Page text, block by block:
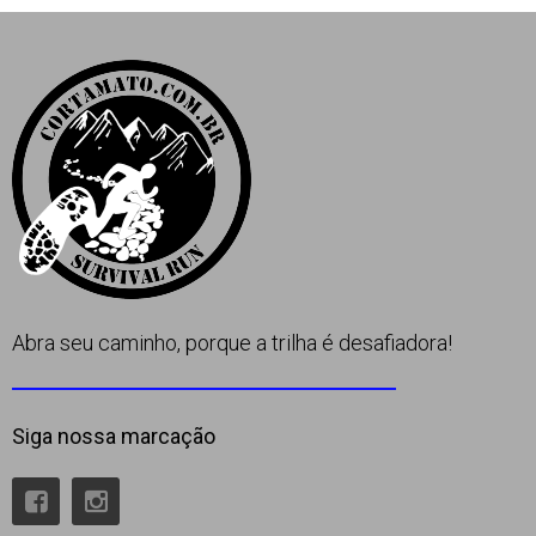
Contato
Abra seu caminho, porque a trilha é desafiadora!
Siga nossa marcação